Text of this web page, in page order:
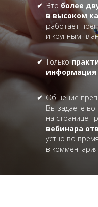
Это более
в высоком
работает
и крупным
Только
информация
Общение
Вы задаете
на странице
вебинара
устно во
в